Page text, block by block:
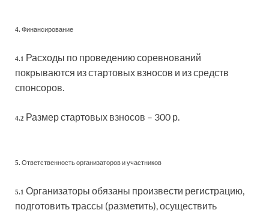
4. Финансирование
4.1
Расходы по проведению соревнований
покрываются из стартовых взносов и из средств
спонсоров.
4.2 Размер стартовых взносов – 300 р.
5. Ответственность организаторов и участников
5.1 Организаторы обязаны произвести регистрацию,
подготовить трассы (разметить), осуществить